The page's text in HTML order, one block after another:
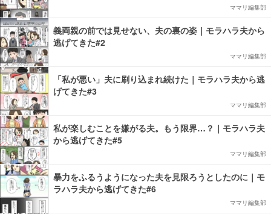
ママリ編集部
義両親の前では見せない、夫の裏の姿｜モラハラ夫から
逃げてきた#2
ママリ編集部
「私が悪い」夫に刷り込まれ続けた｜モラハラ夫から逃
げてきた#3
ママリ編集部
私が楽しむことを嫌がる夫。もう限界…？｜モラハラ夫
から逃げてきた#5
ママリ編集部
暴力をふるうようになった夫を見限ろうとしたのに｜モ
ラハラ夫から逃げてきた#6
ママリ編集部